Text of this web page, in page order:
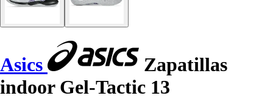
Asics
Zapatillas
indoor Gel-Tactic 13